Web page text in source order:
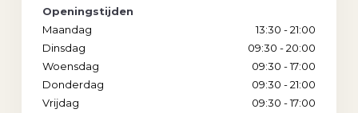
Openingstijden
Maandag
13:30 - 21:00
Dinsdag
09:30 - 20:00
Woensdag
09:30 - 17:00
Donderdag
09:30 - 21:00
Vrijdag
09:30 - 17:00